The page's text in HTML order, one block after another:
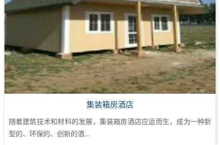
集装箱房酒店
随着建筑技术和材料的发展，集装箱房酒店应运而生，成为一种新
型的、环保的、创新的酒...